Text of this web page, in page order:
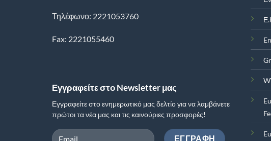
Τηλέφωνο: 2221053760
Fax: 2221055460
Εγγραφείτε στο Newsletter μας
Εγγραφείτε στο ενημερωτικό μας δελτίο για να λαμβάνετε
πρώτοι τα νέα μας και τις καινούριες προσφορές!